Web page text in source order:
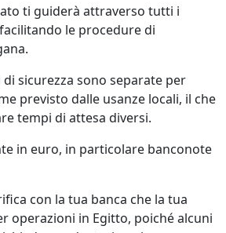
ti guiderà attraverso tutti i
le procedure di
sicurezza sono separate per
previsto dalle usanze locali, il che
tempi di attesa diversi.
in euro, in particolare banconote
con la tua banca che la tua
operazioni in Egitto, poiché alcuni